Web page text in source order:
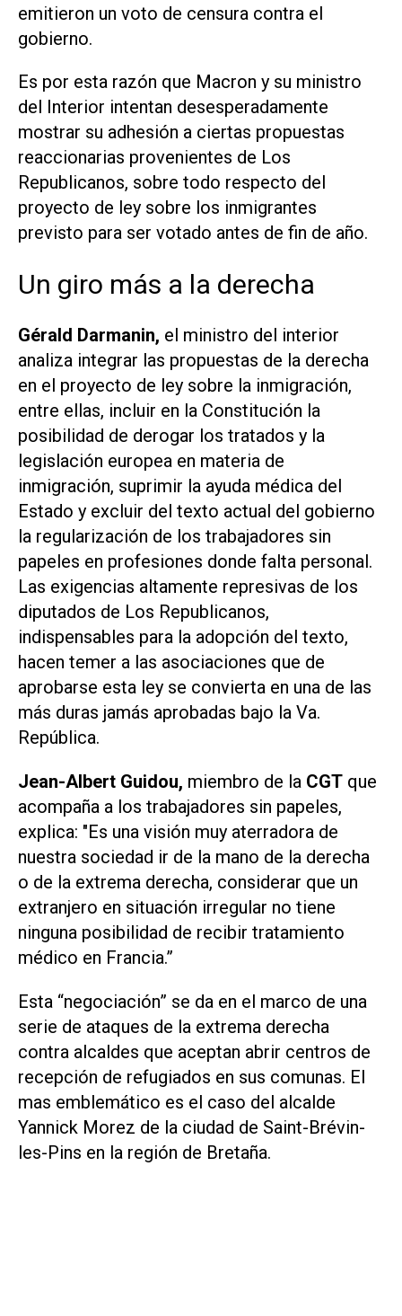
emitieron un voto de censura contra el
gobierno.
Es por esta razón que Macron y su ministro
del Interior intentan desesperadamente
mostrar su adhesión a ciertas propuestas
reaccionarias provenientes de Los
Republicanos, sobre todo respecto del
proyecto de ley sobre los inmigrantes
previsto para ser votado antes de fin de año.
Un giro más a la derecha
Gérald Darmanin, el ministro del interior
analiza integrar las propuestas de la derecha
en el proyecto de ley sobre la inmigración,
entre ellas, incluir en la Constitución la
posibilidad de derogar los tratados y la
legislación europea en materia de
inmigración, suprimir la ayuda médica del
Estado y excluir del texto actual del gobierno
la regularización de los trabajadores sin
papeles en profesiones donde falta personal.
Las exigencias altamente represivas de los
diputados de Los Republicanos,
indispensables para la adopción del texto,
hacen temer a las asociaciones que de
aprobarse esta ley se convierta en una de las
más duras jamás aprobadas bajo la Va.
República.
Jean-Albert Guidou, miembro de la CGT que
acompaña a los trabajadores sin papeles,
explica: "Es una visión muy aterradora de
nuestra sociedad ir de la mano de la derecha
o de la extrema derecha, considerar que un
extranjero en situación irregular no tiene
ninguna posibilidad de recibir tratamiento
médico en Francia.”
Esta “negociación” se da en el marco de una
serie de ataques de la extrema derecha
contra alcaldes que aceptan abrir centros de
recepción de refugiados en sus comunas. El
mas emblemático es el caso del alcalde
Yannick Morez de la ciudad de Saint-Brévin-
les-Pins en la región de Bretaña.